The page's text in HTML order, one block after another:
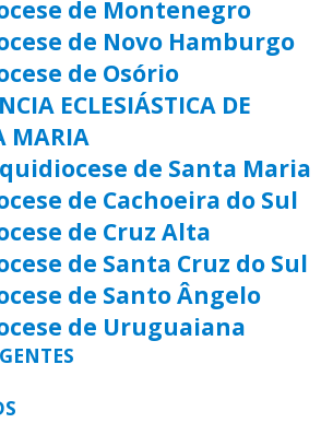
de Montenegro
de Novo Hamburgo
de Osório
ECLESIÁSTICA DE
MARIA
de Santa Maria
de Cachoeira do Sul
de Cruz Alta
de Santa Cruz do Sul
de Santo Ângelo
de Uruguaiana